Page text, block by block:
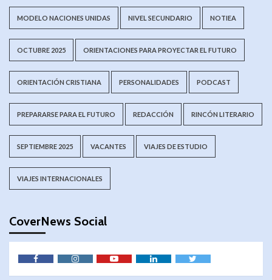
MODELO NACIONES UNIDAS NIVEL SECUNDARIO NOTIEA
OCTUBRE 2025 ORIENTACIONES PARA PROYECTAR EL FUTURO
ORIENTACIÓN CRISTIANA PERSONALIDADES PODCAST
PREPARARSE PARA EL FUTURO REDACCIÓN RINCÓN LITERARIO
SEPTIEMBRE 2025 VACANTES VIAJES DE ESTUDIO
VIAJES INTERNACIONALES
CoverNews Social